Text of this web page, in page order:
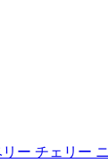
ー チェリー